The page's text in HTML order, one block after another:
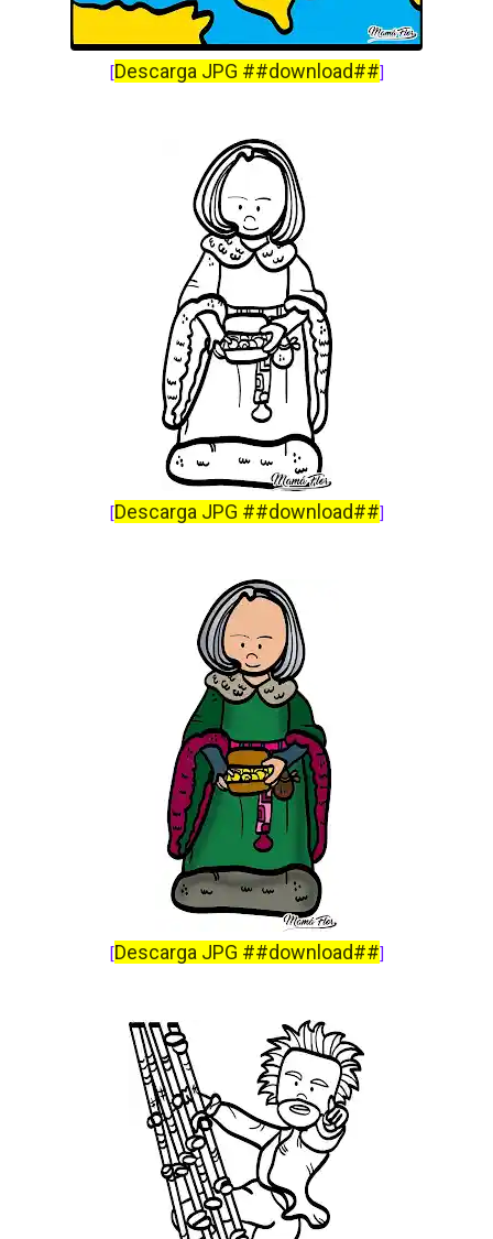
[Descarga JPG ##download##]
[Descarga JPG ##download##]
[Descarga JPG ##download##]